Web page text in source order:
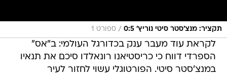
תקציר: מנצ'סטר סיטי נוריץ' 0:5 / ספורט 1
לקראת עוד מעבר ענק בכדורגל העולמי: ב"אס"
הספרדי דווח כי כריסטיאנו רונאלדו סיכם את תנאיו
במנצ'סטר סיטי. הפורטוגלי עשוי לחזור לעיר